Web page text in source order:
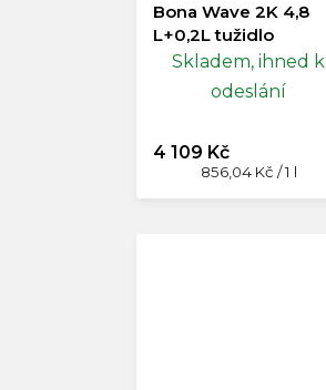
Bona Wave 2K 4,8
L+0,2L tužidlo
Skladem, ihned k
odeslání
4 109 Kč
Měrná
856,04 Kč / 1 l